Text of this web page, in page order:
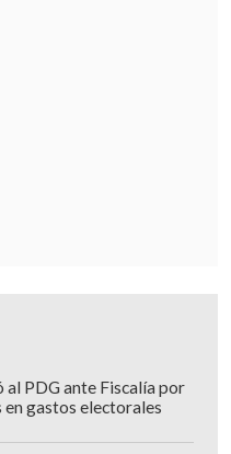
al PDG ante Fiscalía por
gastos electorales